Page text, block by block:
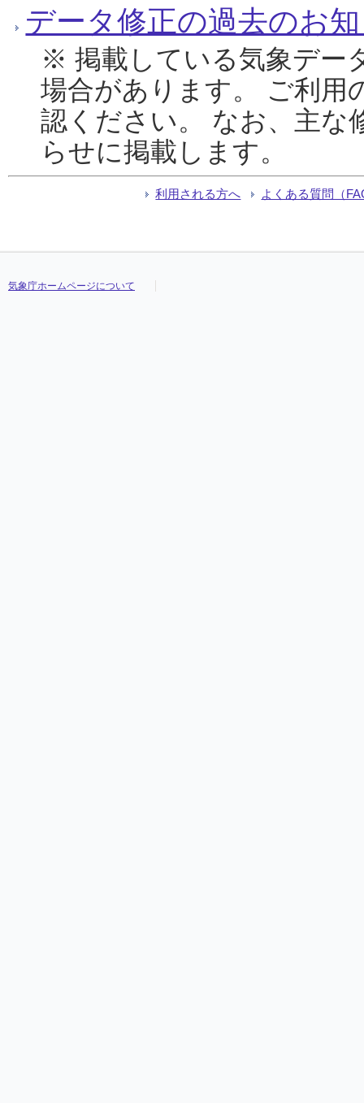
データ修正の過去のお
※ 掲載している気象デー
場合があります。 ご利用
認ください。 なお、主な
らせに掲載します。
利用される方へ よくある質問（
気象庁ホームページについて